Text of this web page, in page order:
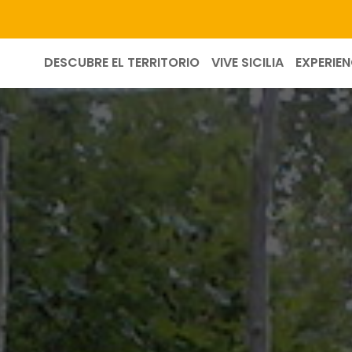
DESCUBRE EL TERRITORIO VIVE SICILIA